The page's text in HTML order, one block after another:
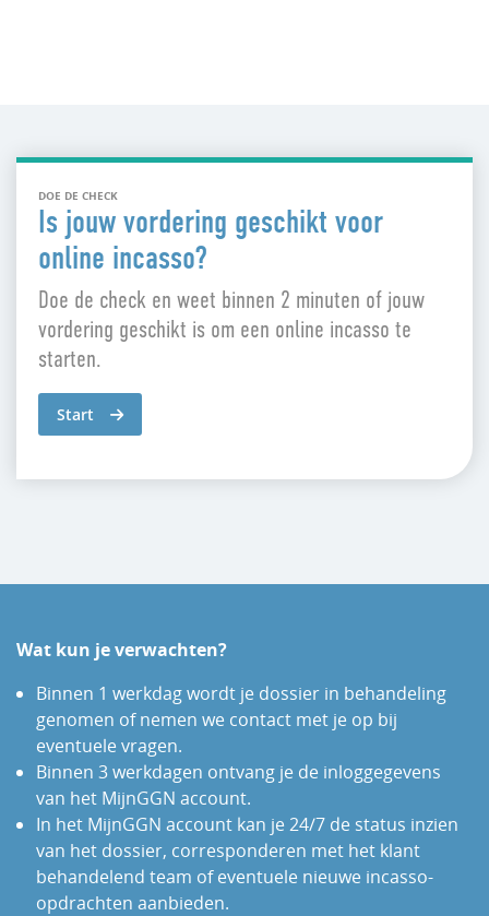
DOE DE CHECK
Is jouw vordering geschikt voor
online incasso?
Doe de check en weet binnen 2 minuten of jouw
vordering geschikt is om een online incasso te
starten.
Start
Wat kun je verwachten?
Binnen 1 werkdag wordt je dossier in behandeling
genomen of nemen we contact met je op bij
eventuele vragen.
Binnen 3 werkdagen ontvang je de inloggegevens
van het MijnGGN account.
In het MijnGGN account kan je 24/7 de status inzien
van het dossier, corresponderen met het klant
behandelend team of eventuele nieuwe incasso-
opdrachten aanbieden.